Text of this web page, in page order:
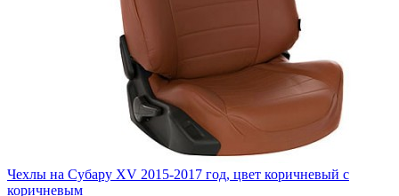
Чехлы на Субару XV 2015-2017 год, цвет коричневый с
коричневым